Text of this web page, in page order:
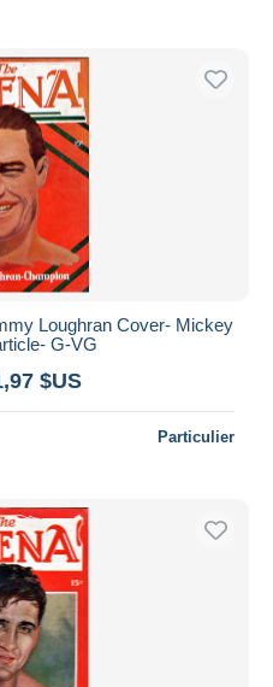
Loughran Cover- Mickey
G-VG
$US
Particulier